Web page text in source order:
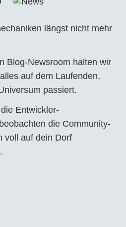
längst nicht mehr
Blog-Newsroom halten wir
auf dem Laufenden,
passiert.
Entwickler-
die Community-
voll auf dein Dorf